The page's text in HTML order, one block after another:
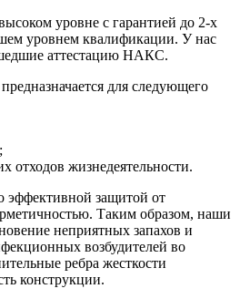
уровне с гарантией до 2-х
уровнем квалификации. У нас
аттестацию НАКС.
для следующего
отходов жизнедеятельности.
эффективной защитой от
Таким образом, наши
неприятных запахов и
возбудителей во
ребра жесткости
конструкции.